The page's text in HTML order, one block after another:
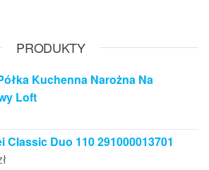
PRODUKTY
Kuchenna Narożna Na
Loft
Classic Duo 110 291000013701